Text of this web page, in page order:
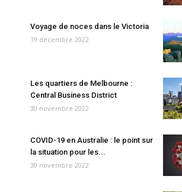
Voyage de noces dans le Victoria
19 décembre 2022
Les quartiers de Melbourne :
Central Business District
30 novembre 2022
COVID-19 en Australie : le point sur
la situation pour les...
30 novembre 2022